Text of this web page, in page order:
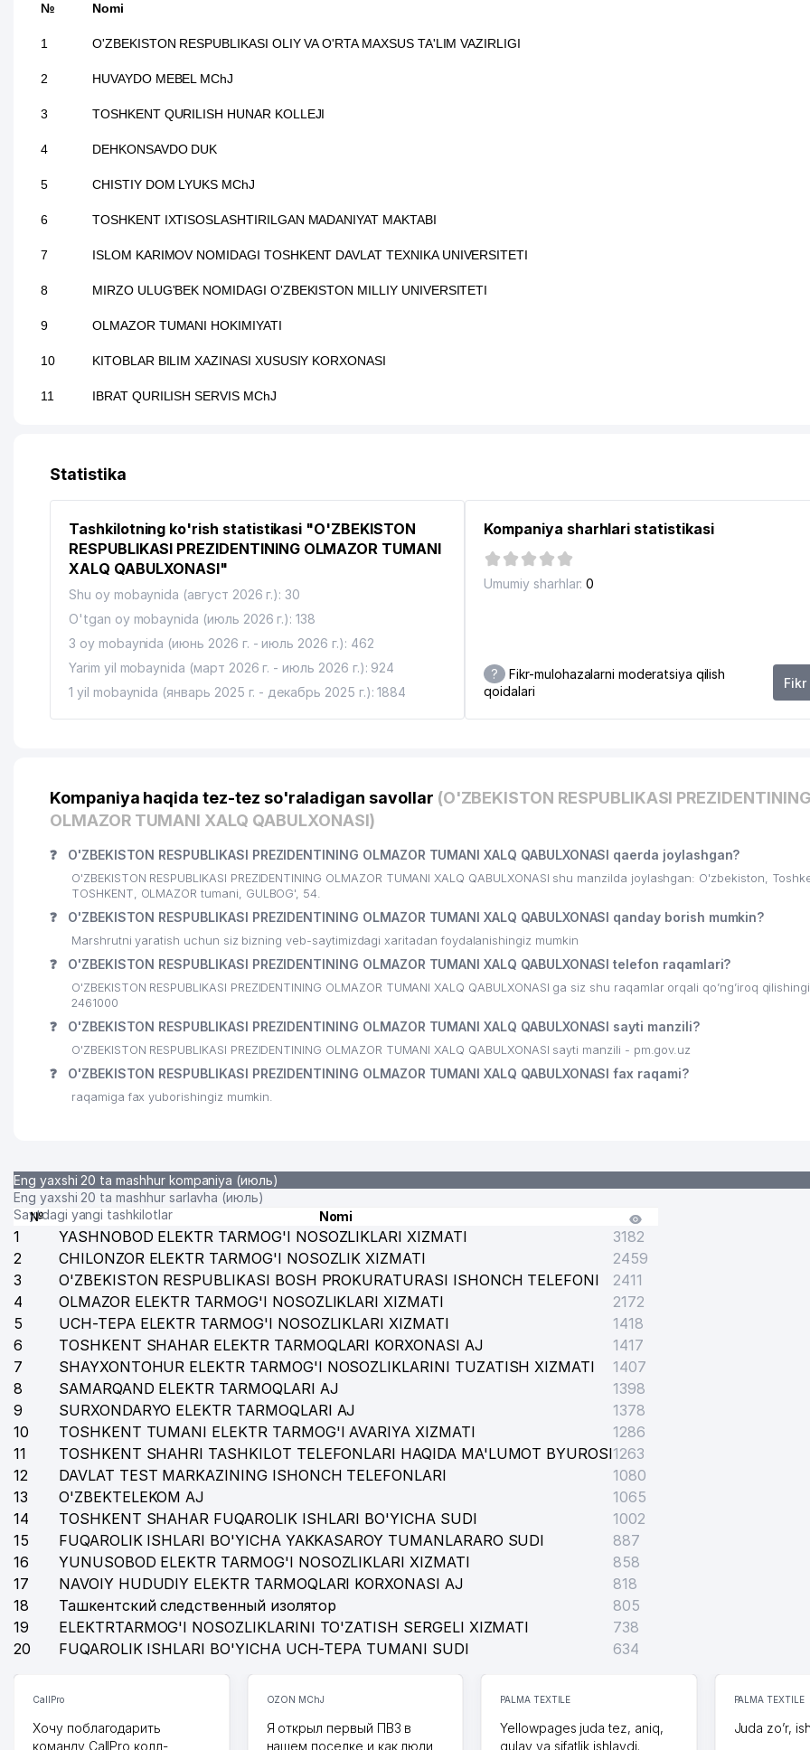
№ Nomi
1 O'ZBEKISTON RESPUBLIKASI OLIY VA O'RTA MAXSUS TA'LIM VAZIRLIGI
2 HUVAYDO MEBEL MChJ
3 TOSHKENT QURILISH HUNAR KOLLEJI
4 DEHKONSAVDO DUK
5 CHISTIY DOM LYUKS MChJ
6 TOSHKENT IXTISOSLASHTIRILGAN MADANIYAT MAKTABI
7 ISLOM KARIMOV NOMIDAGI TOSHKENT DAVLAT TEXNIKA UNIVERSITETI
8 MIRZO ULUG'BEK NOMIDAGI O'ZBEKISTON MILLIY UNIVERSITETI
9 OLMAZOR TUMANI HOKIMIYATI
10 KITOBLAR BILIM XAZINASI XUSUSIY KORXONASI
11 IBRAT QURILISH SERVIS MChJ
Statistika
Tashkilotning ko'rish statistikasi "O'ZBEKISTON
RESPUBLIKASI PREZIDENTINING OLMAZOR TUMANI
XALQ QABULXONASI"
Shu oy mobaynida (август 2026 г.): 30
O'tgan oy mobaynida (июль 2026 г.): 138
3 oy mobaynida (июнь 2026 г. - июль 2026 г.): 462
Yarim yil mobaynida (март 2026 г. - июль 2026 г.): 924
1 yil mobaynida (январь 2025 г. - декабрь 2025 г.): 1884
Kompaniya sharhlari statistikasi
Umumiy sharhlar: 0
?
Fikr-mulohazalarni moderatsiya qilish
qoidalari
Kompaniya haqida tez-tez so'raladigan savollar (O'ZBEKISTON RESPUBLIKASI
OLMAZOR TUMANI XALQ QABULXONASI)
❓ O'ZBEKISTON RESPUBLIKASI PREZIDENTINING OLMAZOR TUMANI XALQ QABULXONASI qaerda joylashgan?
O'ZBEKISTON RESPUBLIKASI PREZIDENTINING OLMAZOR TUMANI XALQ QABULXONASI shu manzilda joylashgan: O'zbekiston,
TOSHKENT, OLMAZOR tumani, GULBOG', 54.
❓ O'ZBEKISTON RESPUBLIKASI PREZIDENTINING OLMAZOR TUMANI XALQ QABULXONASI qanday borish mumkin?
Marshrutni yaratish uchun siz bizning veb-saytimizdagi xaritadan foydalanishingiz mumkin
❓ O'ZBEKISTON RESPUBLIKASI PREZIDENTINING OLMAZOR TUMANI XALQ QABULXONASI telefon raqamlari?
O'ZBEKISTON RESPUBLIKASI PREZIDENTINING OLMAZOR TUMANI XALQ QABULXONASI ga siz shu raqamlar orqali qo’ng’iroq
2461000
❓ O'ZBEKISTON RESPUBLIKASI PREZIDENTINING OLMAZOR TUMANI XALQ QABULXONASI sayti manzili?
O'ZBEKISTON RESPUBLIKASI PREZIDENTINING OLMAZOR TUMANI XALQ QABULXONASI sayti manzili - pm.gov.uz
❓ O'ZBEKISTON RESPUBLIKASI PREZIDENTINING OLMAZOR TUMANI XALQ QABULXONASI fax raqami?
raqamiga fax yuborishingiz mumkin.
Eng yaxshi 20 ta mashhur kompaniya (июль)
Eng yaxshi 20 ta mashhur sarlavha (июль)
Saytdagi yangi tashkilotlar
№ Nomi
1 YASHNOBOD ELEKTR TARMOG'I NOSOZLIKLARI XIZMATI
3182
2
CHILONZOR ELEKTR TARMOG'I NOSOZLIK XIZMATI
2459
3
O'ZBEKISTON RESPUBLIKASI BOSH PROKURATURASI ISHONCH TELEFONI
2411
4
OLMAZOR ELEKTR TARMOG'I NOSOZLIKLARI XIZMATI
2172
5
UCH-TEPA ELEKTR TARMOG'I NOSOZLIKLARI XIZMATI
1418
6
TOSHKENT SHAHAR ELEKTR TARMOQLARI KORXONASI AJ
1417
7
SHAYXONTOHUR ELEKTR TARMOG'I NOSOZLIKLARINI TUZATISH XIZMATI
1407
8
SAMARQAND ELEKTR TARMOQLARI AJ
1398
9
SURXONDARYO ELEKTR TARMOQLARI AJ
1378
10
TOSHKENT TUMANI ELEKTR TARMOG'I AVARIYA XIZMATI
1286
11
TOSHKENT SHAHRI TASHKILOT TELEFONLARI HAQIDA MA'LUMOT BYUROSI1263
12
DAVLAT TEST MARKAZINING ISHONCH TELEFONLARI
1080
13
O'ZBEKTELEKOM AJ
1065
14
TOSHKENT SHAHAR FUQAROLIK ISHLARI BO'YICHA SUDI
1002
15
FUQAROLIK ISHLARI BO'YICHA YAKKASAROY TUMANLARARO SUDI
887
16
YUNUSOBOD ELEKTR TARMOG'I NOSOZLIKLARI XIZMATI
858
17
NAVOIY HUDUDIY ELEKTR TARMOQLARI KORXONASI AJ
818
18
Ташкентский следственный изолятор
805
19
ELEKTRTARMOG'I NOSOZLIKLARINI TO'ZATISH SERGELI XIZMATI
738
20
FUQAROLIK ISHLARI BO'YICHA UCH-TEPA TUMANI SUDI 634
CallPro
Хочу поблагодарить
команду CallPro колл-
OZON MChJ
Я открыл первый ПВЗ в
нашем поселке и как люди
PALMA TEXTILE
Yellowpages juda tez, aniq,
qulay va sifatlik ishlaydi.
PALMA TEXTILE
Juda zo’r,